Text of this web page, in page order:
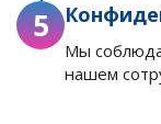
5
Мы
нашем